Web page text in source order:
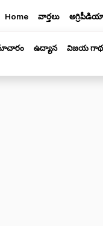
Home వార్తలు
ఉద్యాన విజయ